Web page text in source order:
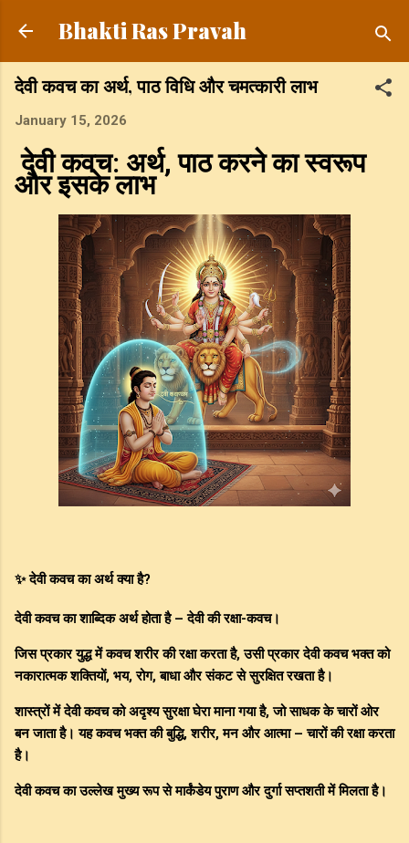
Skip to main content
Bhakti Ras Pravah
देवी कवच का अर्थ, पाठ विधि और चमत्कारी लाभ
January 15, 2026
देवी कवच: अर्थ, पाठ करने का स्वरूप
और इसके लाभ
✨ देवी कवच का अर्थ क्या है?
देवी कवच का शाब्दिक अर्थ होता है – देवी की रक्षा-कवच।
जिस प्रकार युद्ध में कवच शरीर की रक्षा करता है, उसी प्रकार देवी कवच भक्त को
नकारात्मक शक्तियों, भय, रोग, बाधा और संकट से सुरक्षित रखता है।
शास्त्रों में देवी कवच को अदृश्य सुरक्षा घेरा माना गया है, जो साधक के चारों ओर
बन जाता है। यह कवच भक्त की बुद्धि, शरीर, मन और आत्मा – चारों की रक्षा करता
है।
देवी कवच का उल्लेख मुख्य रूप से मार्कंडेय पुराण और दुर्गा सप्तशती में मिलता है।